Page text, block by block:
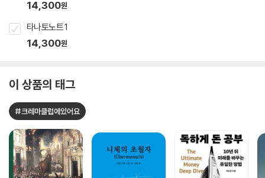
14,300원
타나토노트 1
14,300원
이 상품의 태그
#크레마클럽에있어요